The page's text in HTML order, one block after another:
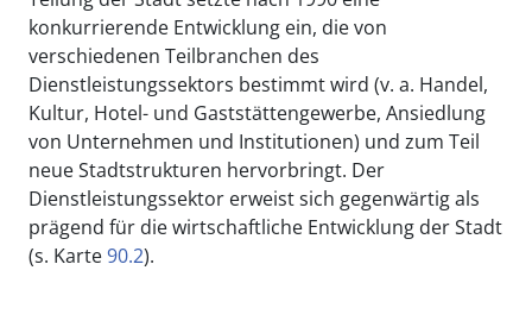
konkurrierende Entwicklung ein, die von
verschiedenen Teilbranchen des
Dienstleistungssektors bestimmt wird (v. a. Handel,
Kultur, Hotel- und Gaststättengewerbe, Ansiedlung
von Unternehmen und Institutionen) und zum Teil
neue Stadtstrukturen hervorbringt. Der
Dienstleistungssektor erweist sich gegenwärtig als
prägend für die wirtschaftliche Entwicklung der Stadt
(s. Karte90.2).